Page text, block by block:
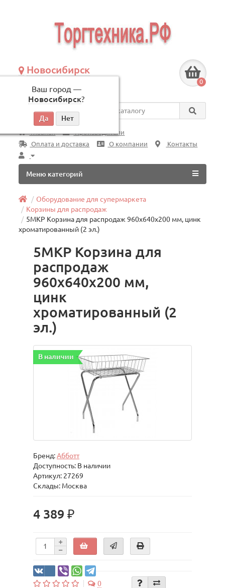
Новосибирск
Ваш город —
Новосибирск?
по будням, с 09:00 до 18:00
0
Везде
Главная
Производители
Оплата и доставка
О компании Контакты
Меню категорий
Оборудование для супермаркета
Корзины для распродаж
5МКР Корзина для распродаж 960х640х200 мм, цинк
хроматированный (2 эл.)
5МКР Корзина для
распродаж
960х640х200 мм,
цинк
хроматированный (2
эл.)
В наличии
Бренд:Абботт
Доступность: В наличии
Артикул: 27269
Склады: Москва
4 389 ₽
0